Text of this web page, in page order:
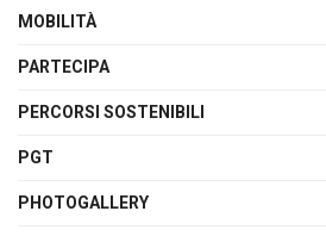
MOBILITÀ
PARTECIPA
PERCORSI SOSTENIBILI
PGT
PHOTOGALLERY